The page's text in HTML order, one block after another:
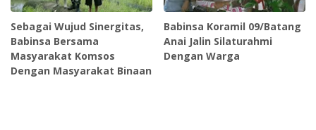
Sebagai Wujud Sinergitas,
Babinsa Bersama
Masyarakat Komsos
Dengan Masyarakat Binaan
Babinsa Koramil 09/Batang
Anai Jalin Silaturahmi
Dengan Warga